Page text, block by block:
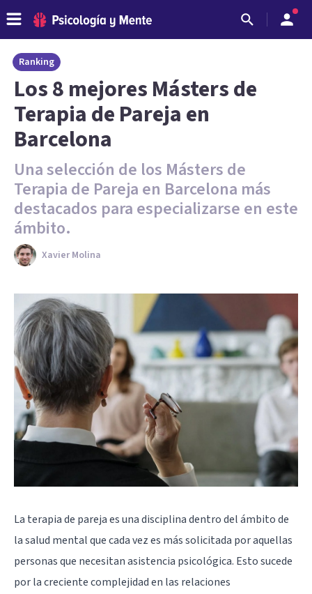
Ranking
Los 8 mejores Másters de
Terapia de Pareja en
Barcelona
Una selección de los Másters de
Terapia de Pareja en Barcelona más
destacados para especializarse en este
ámbito.
Xavier Molina
La terapia de pareja es una disciplina dentro del ámbito de
la salud mental que cada vez es más solicitada por aquellas
personas que necesitan asistencia psicológica. Esto sucede
por la creciente complejidad en las relaciones